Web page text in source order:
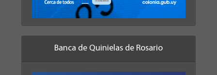
Banca de Quinielas de Rosario